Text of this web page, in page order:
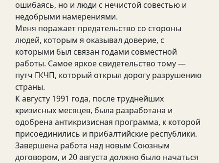
ошибаясь, но и люди с нечистой совестью и
недобрыми намерениями.
Меня поражает предательство со стороны
людей, которым я оказывал доверие, с
которыми был связан годами совместной
работы. Самое яркое свидетельство тому —
путч ГКЧП, который открыл дорогу разрушению
страны.
К августу 1991 года, после труднейших
кризисных месяцев, была разработана и
одобрена антикризисная программа, к которой
присоединились и прибалтийские республики.
Завершена работа над новым Союзным
договором, и 20 августа должно было начаться